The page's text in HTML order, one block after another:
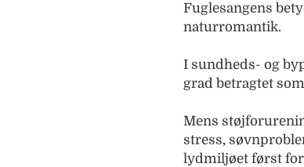
Fuglesangens
naturromantik.
I sundheds- og
grad betragtet
Mens
stress,
lydmiljøet først